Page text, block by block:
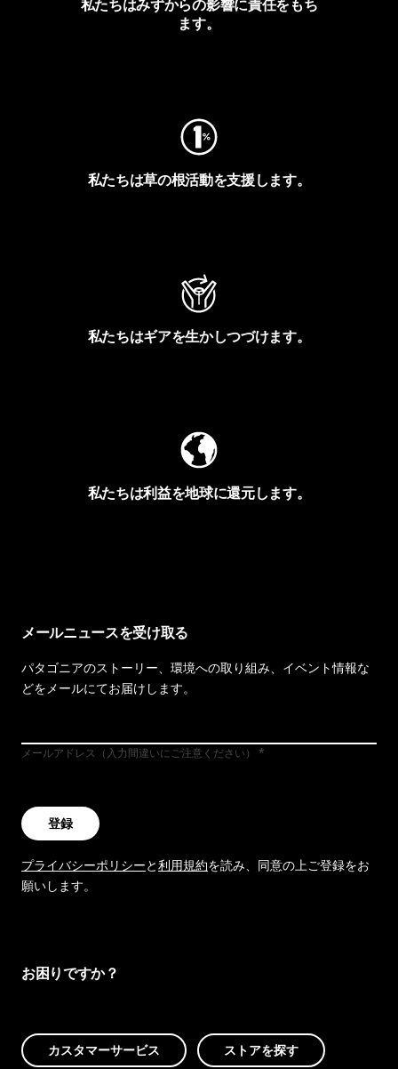
私たちはみずからの影響に責任をもち
ます。
私たちは草の根活動を支援します。
私たちはギアを生かしつづけます。
私たちは利益を地球に還元します。
メールニュースを受け取る
パタゴニアのストーリー、環境への取り組み、イベント情報な
どをメールにてお届けします。
メールアドレス（入力間違いにご注意ください）
登録
プライバシーポリシーと利用規約を読み、同意の上ご登録をお
願いします。
お困りですか？
カスタマーサービス ストアを探す